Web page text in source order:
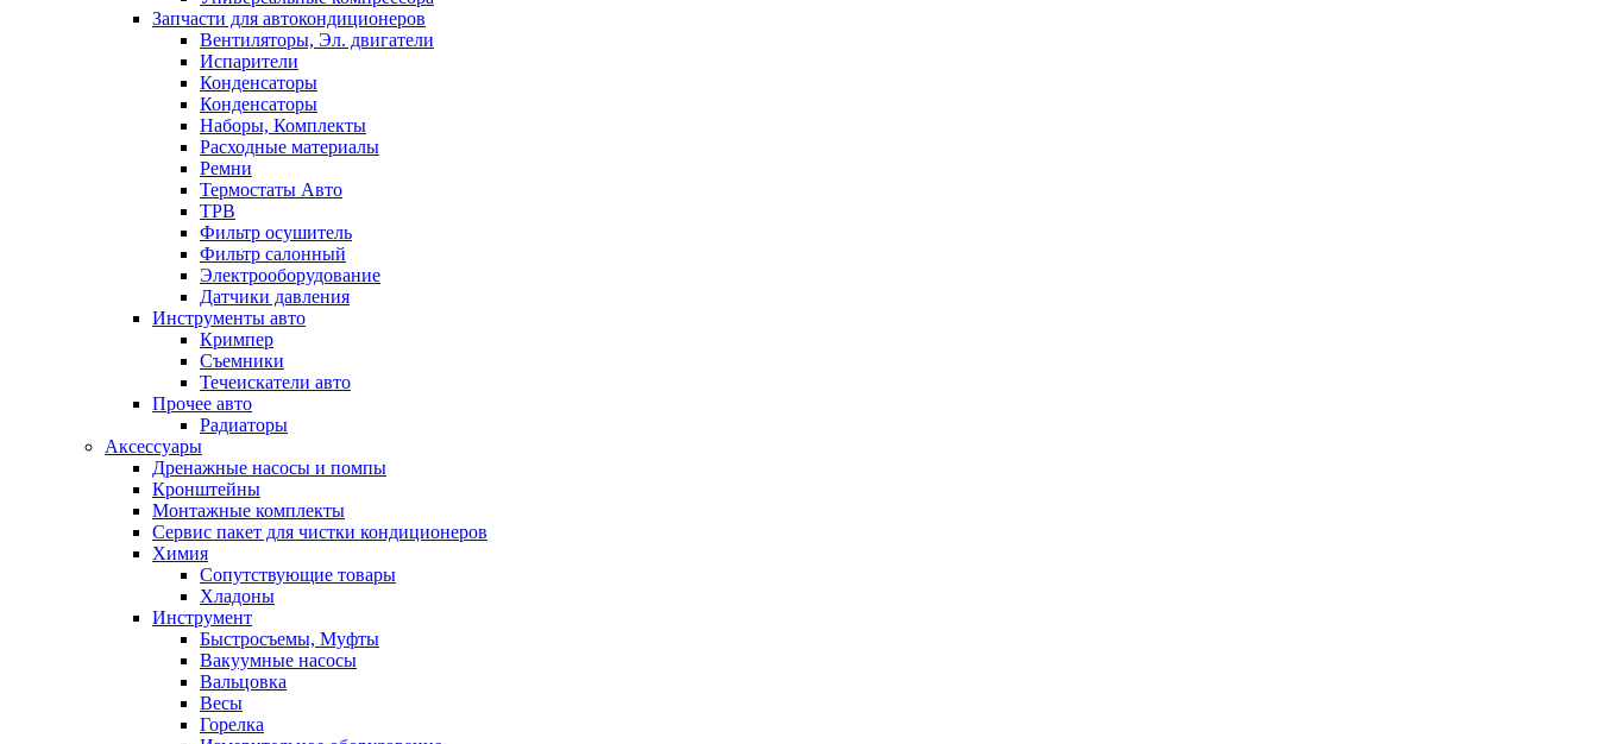
Запчасти для автокондиционеров
Вентиляторы, Эл. двигатели
Испарители
Конденсаторы
Конденсаторы
Наборы, Комплекты
Расходные материалы
Ремни
Термостаты Авто
ТРВ
Фильтр осушитель
Фильтр салонный
Электрооборудование
Датчики давления
Инструменты авто
Кримпер
Съемники
Течеискатели авто
Прочее авто
Радиаторы
Аксессуары
Дренажные насосы и помпы
Кронштейны
Монтажные комплекты
Сервис пакет для чистки кондиционеров
Химия
Сопутствующие товары
Хладоны
Инструмент
Быстросъемы, Муфты
Вакуумные насосы
Вальцовка
Весы
Горелка